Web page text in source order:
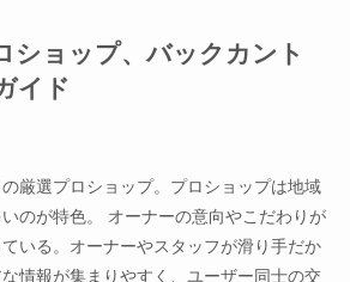
ショップ、バックカント
イド
厳選プロショップ。プロショップは地域
のが特色。 オーナーの意向やこだわりが
いる。オーナーやスタッフが滑り手だか
情報が集まりやすく、ユーザー同士の交